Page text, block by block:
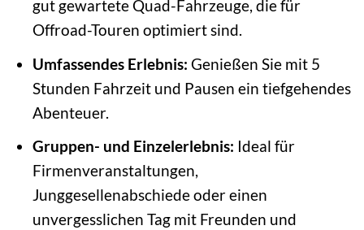
gut gewartete Quad-Fahrzeuge, die für
Offroad-Touren optimiert sind.
Umfassendes Erlebnis: Genießen Sie mit 5
Stunden Fahrzeit und Pausen ein tiefgehendes
Abenteuer.
Gruppen- und Einzelerlebnis: Ideal für
Firmenveranstaltungen,
Junggesellenabschiede oder einen
unvergesslichen Tag mit Freunden und